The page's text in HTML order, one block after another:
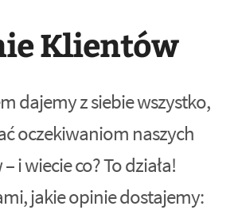
Klientów
dajemy z siebie wszystko,
oczekiwaniom naszych
i wiecie co? To działa!
jakie opinie dostajemy: